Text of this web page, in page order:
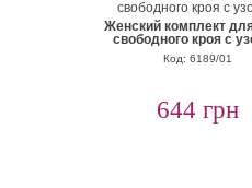
Женский комплект
свободного кроя с
Код: 6189/01
644 грн